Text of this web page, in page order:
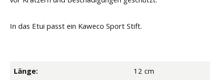
In das Etui passt ein Kaweco Sport Stift.
Länge:
12 cm